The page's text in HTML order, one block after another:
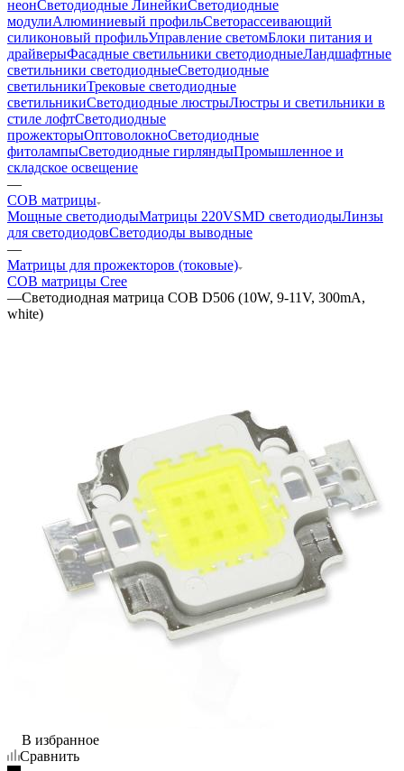
неонСветодиодные ЛинейкиСветодиодные
модулиАлюминиевый профильСветорассеивающий
силиконовый профильУправление светомБлоки питания и
драйверыФасадные светильники светодиодныеЛандшафтные
светильники светодиодныеСветодиодные
светильникиТрековые светодиодные
светильникиСветодиодные люстрыЛюстры и светильники в
стиле лофтСветодиодные
прожекторыОптоволокноСветодиодные
фитолампыСветодиодные гирляндыПромышленное и
складское освещение
—
COB матрицы
Мощные светодиодыМатрицы 220VSMD светодиодыЛинзы
для светодиодовСветодиоды выводные
—
Матрицы для прожекторов (токовые)
COB матрицы Cree
—Светодиодная матрица COB D506 (10W, 9-11V, 300mA,
white)
В избранное
Сравнить